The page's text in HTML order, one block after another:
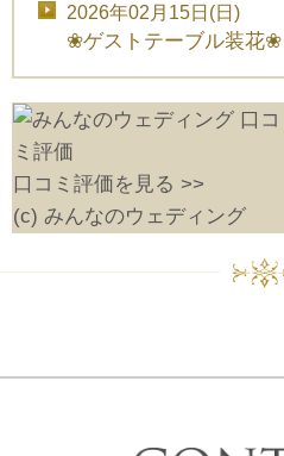
2026年02月15日(日)
❀ゲストテーブル装花❀
口コミ評価を見る >>
(c) みんなのウェディング